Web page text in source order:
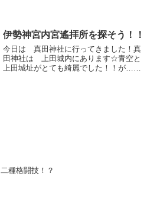
というよりも音楽に合わ...
伊勢神宮内宮遙拝所を探そう！！
今日は 真田神社に行ってきました！真
田神社は 上田城内にあります☆青空と
上田城址がとても綺麗でした！！が…今
二種格闘技！？